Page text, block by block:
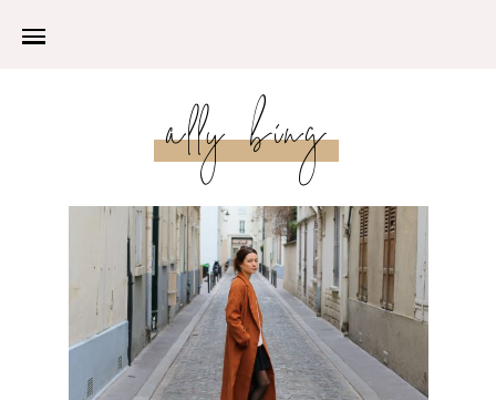
ally bing